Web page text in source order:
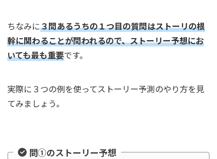
ちなみに３問あるうちの１つ目の質問はストーリの根
幹に関わることが問われるので、ストーリー予想にお
いても最も重要です。
実際に３つの例を使ってストーリー予測のやり方を見
てみましょう。
問①のストーリー予想